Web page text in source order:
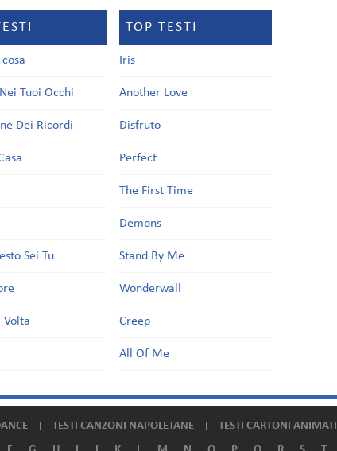
Tuoi Occhi
Dei Ricordi
Sei Tu
Volta
TOP TESTI
Iris
Another Love
Disfruto
Perfect
The First Time
Demons
Stand By Me
Wonderwall
Creep
All Of Me
TESTI CANZONI NAPOLETANE TESTI CARTONI ANIMATI